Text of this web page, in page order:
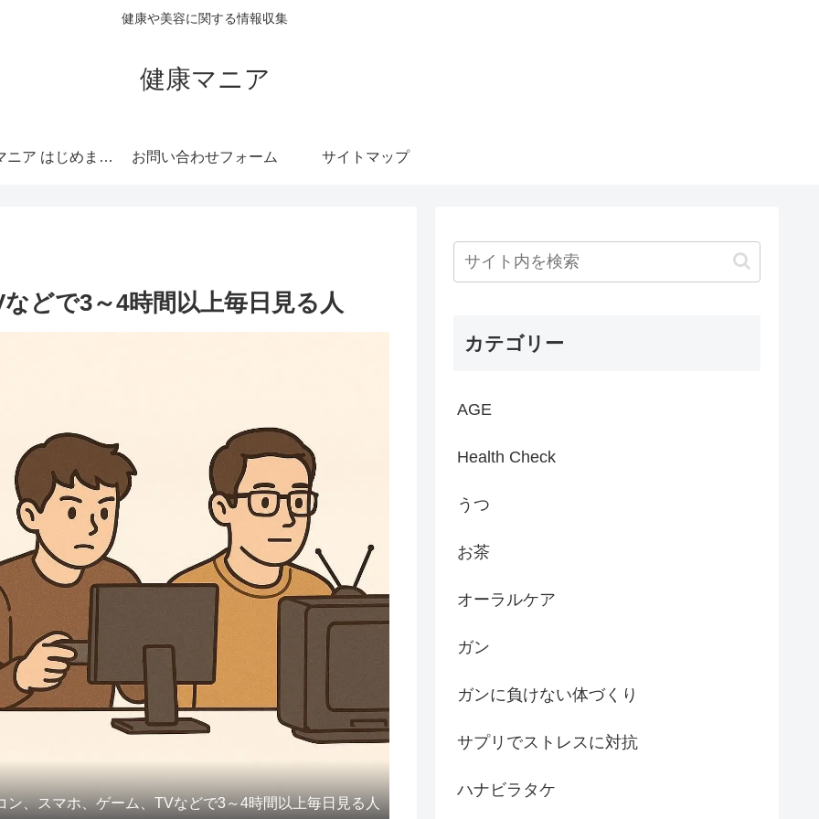
健康や美容に関する情報収集
健康マニア
健康マニア はじめまして お問い合わせフォーム サイトマップ
どで3～4時間以上毎日見る人
ン、スマホ、ゲーム、TVなどで3～4時間以上毎日見る人
カテゴリー
AGE
Health Check
うつ
お茶
オーラルケア
ガン
ガンに負けない体づくり
サプリでストレスに対抗
ハナビラタケ